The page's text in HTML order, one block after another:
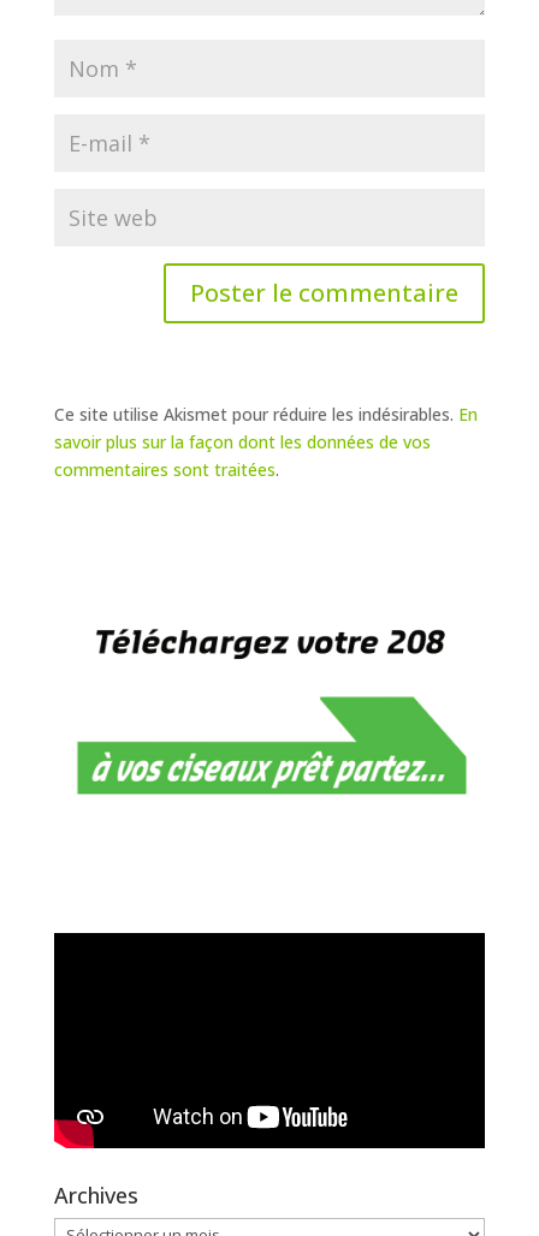
Ce site utilise Akismet pour réduire les indésirables. En
savoir plus sur la façon dont les données de vos
commentaires sont traitées.
Archives
Archives